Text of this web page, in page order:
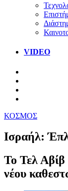
VIDEO
ΚΟΣΜΟΣ
Ισραήλ:
Το Τελ Αβίβ
νέου